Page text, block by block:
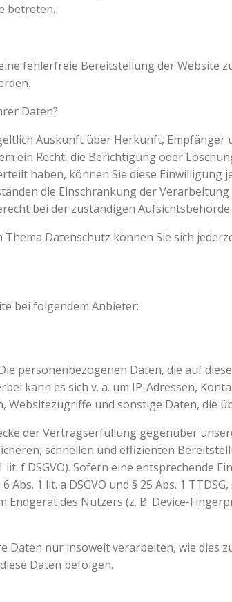
betreten.
fehlerfreie Bereitstellung der Website
Daten?
Auskunft über Herkunft,
ein Recht, die Berichtigung oder
haben, können Sie diese
die Einschränkung der
bei der zuständigen Aufsichtsbehörde
Datenschutz können Sie sich
bei folgendem Anbieter:
personenbezogenen Daten, die auf
kann es sich v. a. um IP-Adressen,
Websitezugriffe und sonstige Daten, die
der Vertragserfüllung gegenüber
schnellen und effizienten
lit. f DSGVO). Sofern eine entsprechende
Abs. 1 lit. a DSGVO und § 25 Abs. 1
des Nutzers (z. B. Device-
Daten nur insoweit verarbeiten, wie
Daten befolgen.